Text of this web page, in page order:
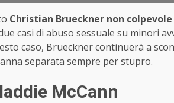
Christian Brueckner non
casi di abuso sessuale su minori
caso, Brueckner continuerà a
separata sempre per stupro.
McCann